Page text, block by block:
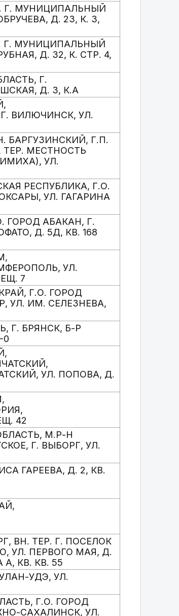
Г. МУНИЦИПАЛЬНЫЙ
Д. 23, К. 3,
Г. МУНИЦИПАЛЬНЫЙ
Д. 32, К. СТР. 4,
Г.
Д. 3, К.А
ВИЛЮЧИНСК, УЛ.
БАРГУЗИНСКИЙ, Г.П.
ТЕР. МЕСТНОСТЬ
УЛ.
РЕСПУБЛИКА, Г.О.
УЛ. ГАГАРИНА
ГОРОД АБАКАН, Г.
Д. 5Д, КВ. 168
УЛ.
7
Г.О. ГОРОД
УЛ. ИМ. СЕЛЕЗНЕВА,
Г. БРЯНСК, Б-Р
0
УЛ. ПОПОВА, Д.
42
М.Р-Н
Г. ВЫБОРГ, УЛ.
ГАРЕЕВА, Д. 2, КВ.
ВН. ТЕР. Г. ПОСЕЛОК
УЛ. ПЕРВОГО МАЯ, Д.
А, КВ. КВ. 55
УДЭ, УЛ.
Г.О. ГОРОД
САХАЛИНСК, УЛ.